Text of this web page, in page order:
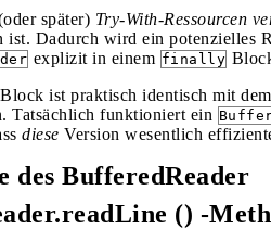
später) Try-With-Ressourcen
ist. Dadurch wird ein potenzielles
explizit in einem finally
Block ist praktisch identisch mit
Tatsächlich funktioniert ein
diese Version wesentlich
des BufferedReader
() -